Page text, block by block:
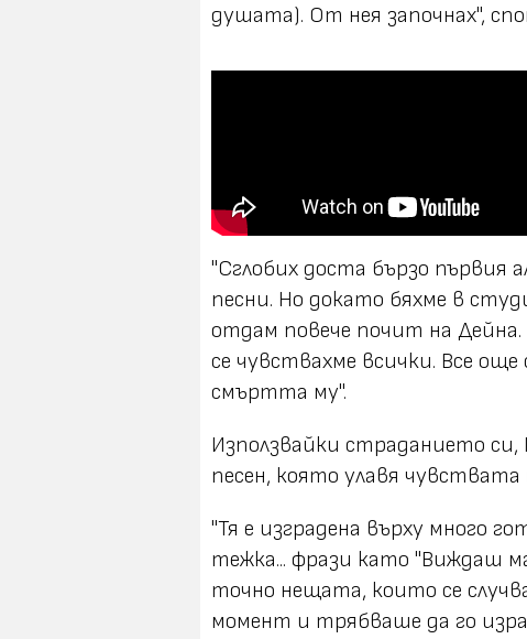
душата). От нея започнах",
"Сглобих доста бързо първия
песни. Но докато бяхме в
отдам повече почит на
се чувствахме всички. Все
смъртта му".
Използвайки страданието
песен, която улавя
"Тя е изградена върху много
тежка... фрази като "Виждаш
точно нещата, които се
момент и трябваше да го